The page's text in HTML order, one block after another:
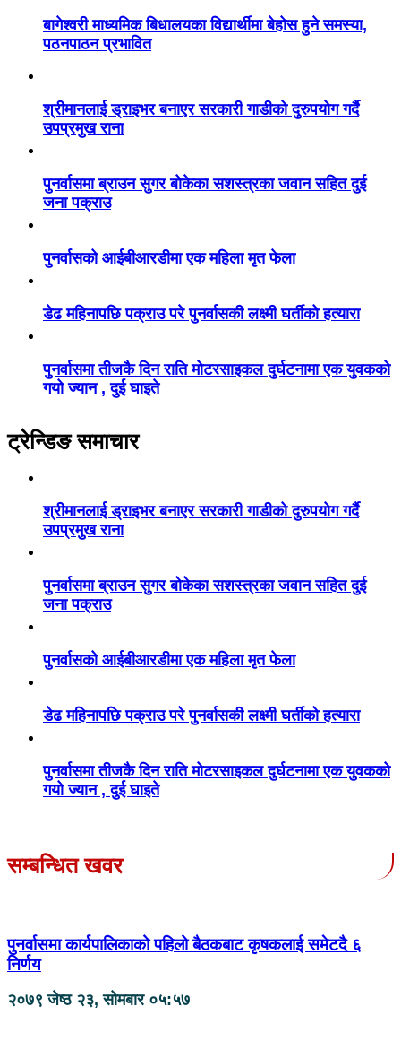
बागेश्वरी माध्यमिक बिधालयका विद्यार्थीमा बेहोस हुने समस्या,
पठनपाठन प्रभावित
श्रीमानलाई ड्राइभर बनाएर सरकारी गाडीको दुरुपयोग गर्दै
उपप्रमुख राना
पुनर्वासमा ब्राउन सुगर बोकेका सशस्त्रका जवान सहित दुई
जना पक्राउ
पुनर्वासको आईबीआरडीमा एक महिला मृत फेला
डेढ महिनापछि पक्राउ परे पुनर्वासकी लक्ष्मी घर्तीको हत्यारा
पुनर्वासमा तीजकै दिन राति मोटरसाइकल दुर्घटनामा एक युवकको
गयो ज्यान , दुई घाइते
ट्रेन्डिङ समाचार
श्रीमानलाई ड्राइभर बनाएर सरकारी गाडीको दुरुपयोग गर्दै
उपप्रमुख राना
पुनर्वासमा ब्राउन सुगर बोकेका सशस्त्रका जवान सहित दुई
जना पक्राउ
पुनर्वासको आईबीआरडीमा एक महिला मृत फेला
डेढ महिनापछि पक्राउ परे पुनर्वासकी लक्ष्मी घर्तीको हत्यारा
पुनर्वासमा तीजकै दिन राति मोटरसाइकल दुर्घटनामा एक युवकको
गयो ज्यान , दुई घाइते
सम्बन्धित खवर
पुनर्वासमा कार्यपालिकाको पहिलो बैठकबाट कृषकलाई समेटदै ६
निर्णय
२०७९ जेष्ठ २३, सोमबार ०५:५७